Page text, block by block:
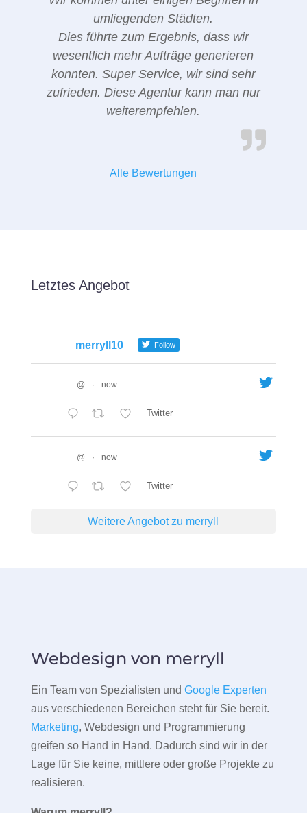
umliegenden Städten.
Dies führte zum Ergebnis, dass wir
wesentlich mehr Aufträge generieren
konnten. Super Service, wir sind sehr
zufrieden. Diese Agentur kann man nur
weiterempfehlen.
Alle Bewertungen
Letztes Angebot
merryll10 Follow
@ · now
Twitter
@ · now
Twitter
Weitere Angebot zu merryll
Webdesign von merryll
Ein Team von Spezialisten und Google Experten
aus verschiedenen Bereichen steht für Sie bereit.
Marketing, Webdesign und Programmierung
greifen so Hand in Hand. Dadurch sind wir in der
Lage für Sie keine, mittlere oder große Projekte zu
realisieren.